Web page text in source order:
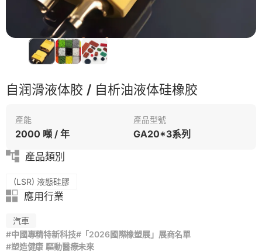
自润滑液体胶 / 自析油液体硅橡胶
產能
2000 噸 / 年
產品型號
GA20*3系列
產品類別
(LSR) 液態硅膠
應用行業
汽車
#中國專精特新科技#「2026國際橡塑展」展商名單
#塑造健康 驅動醫療未來